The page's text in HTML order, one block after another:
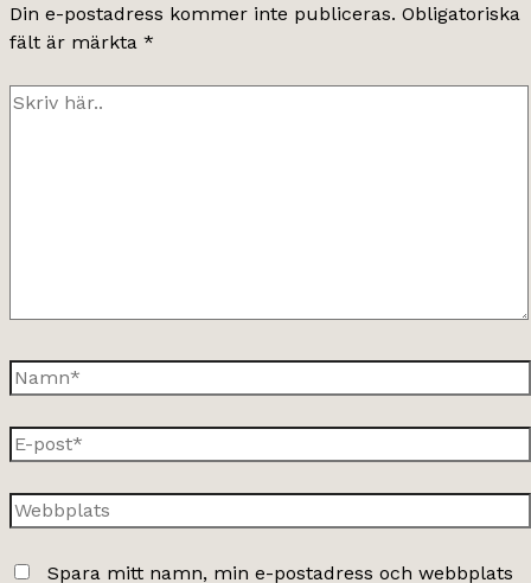
Din e-postadress kommer inte publiceras. Obligatoriska
fält är märkta *
Skriv
Namn*
E-
post*
Webbplats
Spara mitt namn, min e-postadress och webbplats